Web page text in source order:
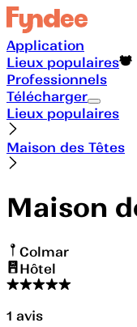
Application
Lieux populaires
Professionnels
Télécharger
Lieux populaires
Maison des Têtes
Maison
Colmar
Hôtel
1 avis